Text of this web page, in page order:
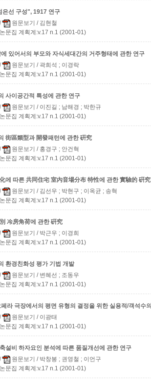
은선 구성", 1917 연구
/ 원문보기 / 김현철
문집 계획계:v.17 n.1 (2001-01)
있어서의 부모와 자식세대간의 거주형태에 관한 연구
/ 원문보기 / 곽희석 ; 이경락
문집 계획계:v.17 n.1 (2001-01)
사이공간적 특성에 관한 연구
/ 원문보기 / 이진길 ; 남해경 ; 박한규
문집 계획계:v.17 n.1 (2001-01)
街區類型과 開發패턴에 관한 硏究
/ 원문보기 / 홍경구 ; 안건혁
문집 계획계:v.17 n.1 (2001-01)
에 따른 共同住宅 室內音場分布 特性에 관한 實驗的 硏究
/ 원문보기 / 김선우 ; 박현구 ; 이옥균 ; 송혁
문집 계획계:v.17 n.1 (2001-01)
冷房角荷에 관한 硏究
/ 원문보기 / 박근우 ; 이경희
문집 계획계:v.17 n.1 (2001-01)
환경친화성 평가 기법 개발
/ 원문보기 / 변혜선 ; 조동우
문집 계획계:v.17 n.1 (2001-01)
라 극장에서의 평면 유형의 결정을 위한 실용적/객석수
/ 원문보기 / 이광태
문집 계획계:v.17 n.1 (2001-01)
설비 하자요인 분석에 따른 품질개선에 관한 연구
/ 원문보기 / 박창봉 ; 권영철 ; 이언구
문집 계획계:v.17 n.1 (2001-01)